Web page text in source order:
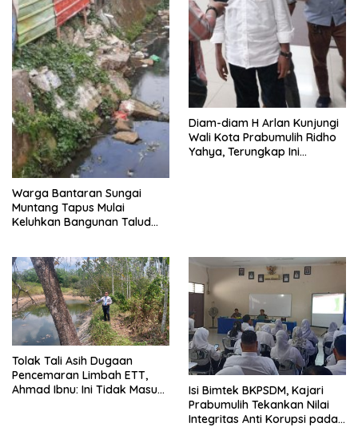
Warga Bantaran Sungai
Muntang Tapus Mulai
Keluhkan Bangunan Talud
Diam-diam H Arlan Kunjungi
Wali Kota Prabumulih Ridho
Yahya, Terungkap Ini
Tolak Tali Asih Dugaan
Pencemaran Limbah ETT,
Ahmad Ibnu: Ini Tidak Masuk
Isi Bimtek BKPSDM, Kajari
Prabumulih Tekankan Nilai
Integritas Anti Korupsi pada